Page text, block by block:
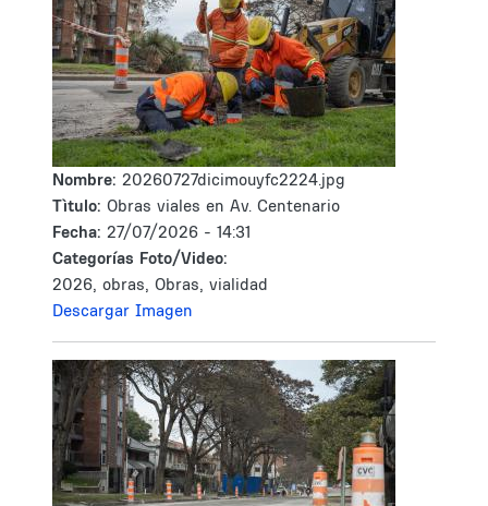
Nombre: 20260727dicimouyfc2224.jpg
Tìtulo: Obras viales en Av. Centenario
Fecha: 27/07/2026 - 14:31
Categorías Foto/Video:
2026, obras, Obras, vialidad
Descargar Imagen